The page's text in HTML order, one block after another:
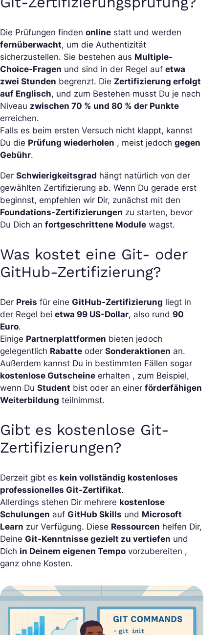
Die Prüfungen finden online statt und werden
fernüberwacht, um die Authentizität
sicherzustellen. Sie bestehen aus Multiple-
Choice-Fragen und sind in der Regel auf etwa
zwei Stunden begrenzt. Die Zertifizierung erfolgt
auf Englisch, und zum Bestehen musst Du je nach
Niveau zwischen 70 % und 80 % der Punkte
erreichen.
Falls es beim ersten Versuch nicht klappt, kannst
Du die Prüfung wiederholen , meist jedoch gegen
Gebühr.
Der Schwierigkeitsgrad hängt natürlich von der
gewählten Zertifizierung ab. Wenn Du gerade erst
beginnst, empfehlen wir Dir, zunächst mit den
Foundations-Zertifizierungen zu starten, bevor
Du Dich an fortgeschrittene Module wagst.
Was kostet eine Git- oder
GitHub-Zertifizierung?
Der Preis für eine GitHub-Zertifizierung liegt in
der Regel bei etwa 99 US-Dollar, also rund 90
Euro.
Einige Partnerplattformen bieten jedoch
gelegentlich Rabatte oder Sonderaktionen an.
Außerdem kannst Du in bestimmten Fällen sogar
kostenlose Gutscheine erhalten , zum Beispiel,
wenn Du Student bist oder an einer förderfähigen
Weiterbildung teilnimmst.
Gibt es kostenlose Git-
Zertifizierungen?
Derzeit gibt es kein vollständig kostenloses
professionelles Git-Zertifikat.
Allerdings stehen Dir mehrere kostenlose
Schulungen auf GitHub Skills und Microsoft
Learn zur Verfügung. Diese Ressourcen helfen Dir,
Deine Git-Kenntnisse gezielt zu vertiefen und
Dich in Deinem eigenen Tempo vorzubereiten ,
ganz ohne Kosten.